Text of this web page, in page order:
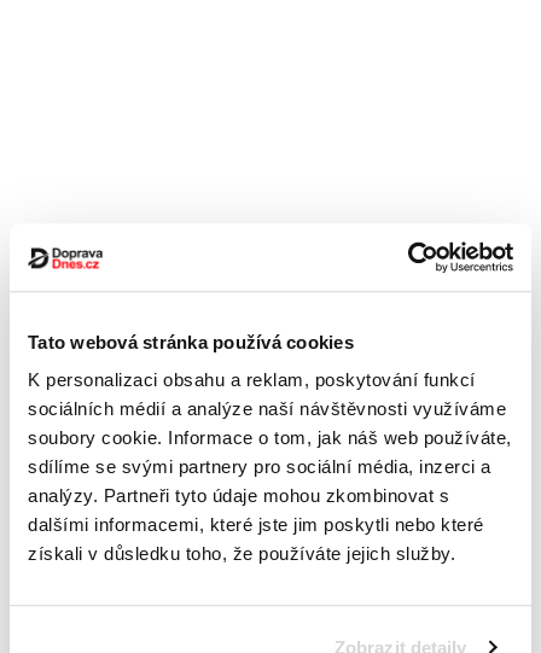
Tato webová stránka používá cookies
K personalizaci obsahu a reklam, poskytování funkcí
sociálních médií a analýze naší návštěvnosti využíváme
soubory cookie. Informace o tom, jak náš web používáte,
sdílíme se svými partnery pro sociální média, inzerci a
analýzy. Partneři tyto údaje mohou zkombinovat s
dalšími informacemi, které jste jim poskytli nebo které
získali v důsledku toho, že používáte jejich služby.
Zobrazit detaily